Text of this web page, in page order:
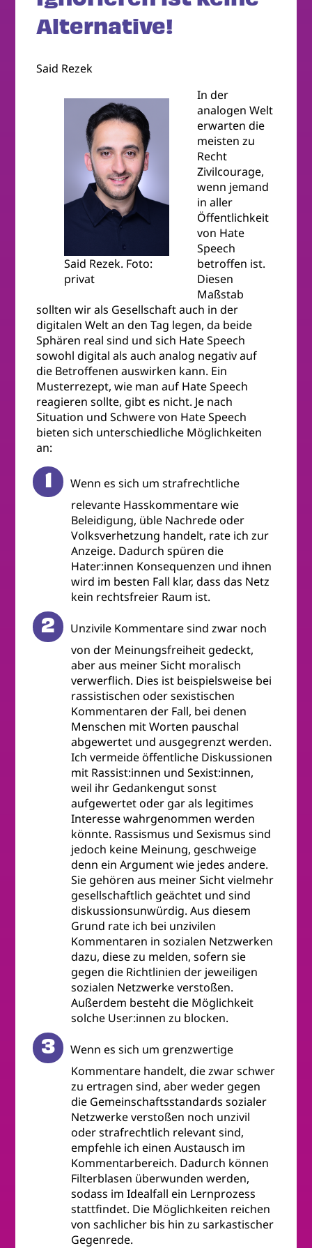
Alternative!
Said Rezek
Said Rezek. Foto:
privat
In der
analogen Welt
erwarten die
meisten zu
Recht
Zivilcourage,
wenn jemand
in aller
Öffentlichkeit
von Hate
Speech
betroffen ist.
Diesen
Maßstab
sollten wir als Gesellschaft auch in der
digitalen Welt an den Tag legen, da beide
Sphären real sind und sich Hate Speech
sowohl digital als auch analog negativ auf
die Betroffenen auswirken kann. Ein
Musterrezept, wie man auf Hate Speech
reagieren sollte, gibt es nicht. Je nach
Situation und Schwere von Hate Speech
bieten sich unterschiedliche Möglichkeiten
an:
Wenn es sich um strafrechtliche
relevante Hasskommentare wie
Beleidigung, üble Nachrede oder
Volksverhetzung handelt, rate ich zur
Anzeige. Dadurch spüren die
Hater:innen Konsequenzen und ihnen
wird im besten Fall klar, dass das Netz
kein rechtsfreier Raum ist.
Unzivile Kommentare sind zwar noch
von der Meinungsfreiheit gedeckt,
aber aus meiner Sicht moralisch
verwerflich. Dies ist beispielsweise bei
rassistischen oder sexistischen
Kommentaren der Fall, bei denen
Menschen mit Worten pauschal
abgewertet und ausgegrenzt werden.
Ich vermeide öffentliche Diskussionen
mit Rassist:innen und Sexist:innen,
weil ihr Gedankengut sonst
aufgewertet oder gar als legitimes
Interesse wahrgenommen werden
könnte. Rassismus und Sexismus sind
jedoch keine Meinung, geschweige
denn ein Argument wie jedes andere.
Sie gehören aus meiner Sicht vielmehr
gesellschaftlich geächtet und sind
diskussionsunwürdig. Aus diesem
Grund rate ich bei unzivilen
Kommentaren in sozialen Netzwerken
dazu, diese zu melden, sofern sie
gegen die Richtlinien der jeweiligen
sozialen Netzwerke verstoßen.
Außerdem besteht die Möglichkeit
solche User:innen zu blocken.
Wenn es sich um grenzwertige
Kommentare handelt, die zwar schwer
zu ertragen sind, aber weder gegen
die Gemeinschaftsstandards sozialer
Netzwerke verstoßen noch unzivil
oder strafrechtlich relevant sind,
empfehle ich einen Austausch im
Kommentarbereich. Dadurch können
Filterblasen überwunden werden,
sodass im Idealfall ein Lernprozess
stattfindet. Die Möglichkeiten reichen
von sachlicher bis hin zu sarkastischer
Gegenrede.